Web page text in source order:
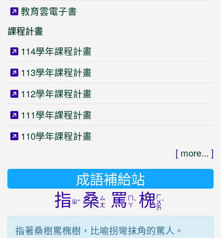
教育雲電子書
課程計畫
114學年課程計畫
113學年課程計畫
112學年課程計畫
111學年課程計畫
110學年課程計畫
[ more... ]
成語補給站
指ㄓˇ 桑 ㄙ
ㄤ
罵 ㄚ ˋ 槐ㄏ
ㄨ
ㄞ
ˊ
指著桑樹罵槐樹，比喻拐彎抹角的罵人。